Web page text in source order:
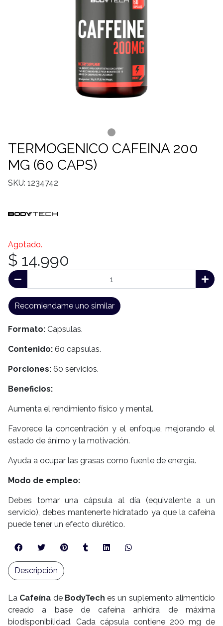
TERMOGENICO CAFEINA 200
MG (60 CAPS)
SKU: 1234742
Agotado.
$ 14.990
Recomiendame uno similar
Formato: Capsulas.
Contenido: 60 capsulas.
Porciones: 60 servicios.
Beneficios:
Aumenta el rendimiento físico y mental.
Favorece la concentración y el enfoque, mejorando el
estado de ánimo y la motivación.
Ayuda a ocupar las grasas como fuente de energía.
Modo de empleo:
Debes tomar una cápsula al día (equivalente a un
servicio), debes mantenerte hidratado ya que la cafeína
puede tener un efecto diurético.
La Cafeína de BodyTech es un suplemento alimenticio
creado a base de cafeína anhidra de máxima
biodisponibilidad. Cada cápsula contiene 200 mg de
Descripción